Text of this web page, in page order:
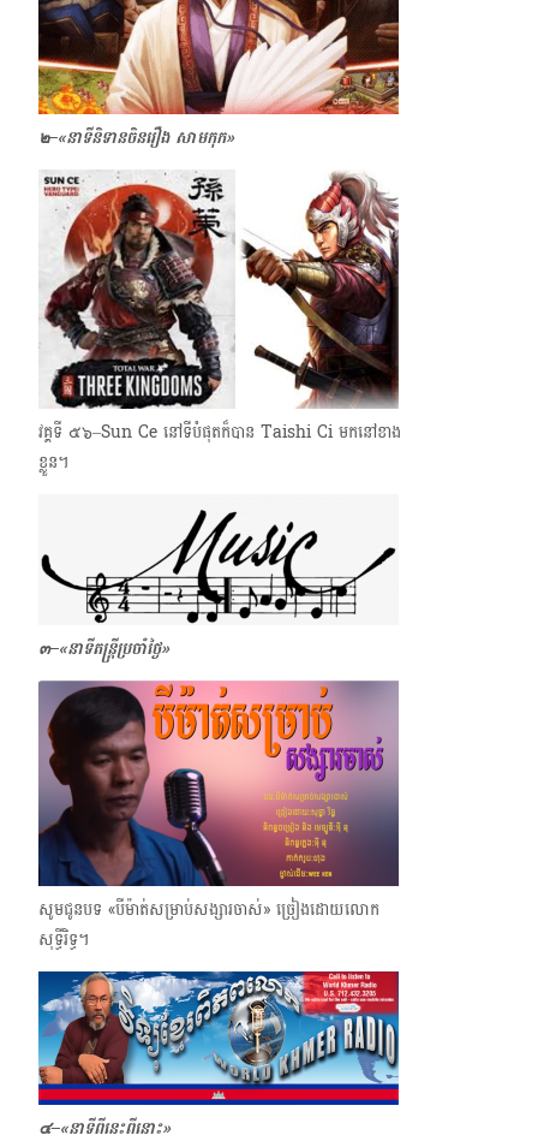
๒–«នាទីនិទានចិនរឿង សាមកុក»
វគ្គទី ๕๖–Sun Ce នៅទីបំផុតក៏បាន​ Taishi Ci មកនៅខាង
ខ្លួន។
๓–«នាទីតន្ត្រីប្រចាំថ្ងៃ្ង»
សូមជូនបទ «បីម៉ាត់សម្រាប់សង្សារចាស់» ច្រៀងដោយលោក
សុទ្ធីរិទ្ធ។
๔–«នាទីពីនេះពីនោះ»